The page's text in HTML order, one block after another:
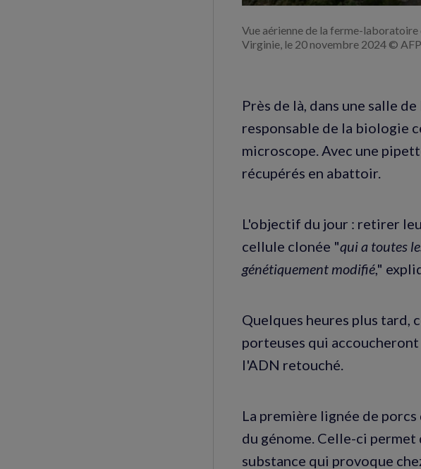
Vue aérienne de la ferme-
Virginie, le 20 novembre 2024 ©
Près de là, dans une salle
responsable de la biologie
microscope. Avec une
récupérés en abattoir.
L'objectif du jour : retirer
cellule clonée "qui a toutes
génétiquement modifié,"
Quelques heures plus tard,
porteuses qui
l'ADN retouché.
La première lignée de
du génome. Celle-ci
substance qui provoque